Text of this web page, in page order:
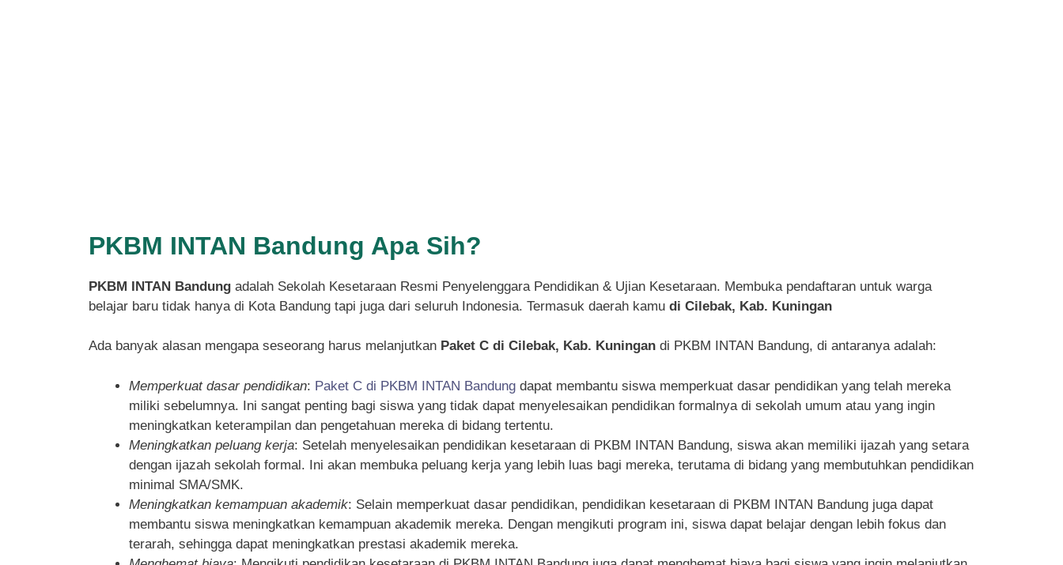
PKBM INTAN Bandung Apa Sih?
PKBM INTAN Bandung adalah Sekolah Kesetaraan Resmi Penyelenggara Pendidikan & Ujian Kesetaraan. Membuka pendaftaran untuk warga
belajar baru tidak hanya di Kota Bandung tapi juga dari seluruh Indonesia. Termasuk daerah kamu di Cilebak, Kab. Kuningan
Ada banyak alasan mengapa seseorang harus melanjutkan Paket C di Cilebak, Kab. Kuningan di PKBM INTAN Bandung, di antaranya adalah:
Memperkuat dasar pendidikan: Paket C di PKBM INTAN Bandung dapat membantu siswa memperkuat dasar pendidikan yang telah mereka
miliki sebelumnya. Ini sangat penting bagi siswa yang tidak dapat menyelesaikan pendidikan formalnya di sekolah umum atau yang ingin
meningkatkan keterampilan dan pengetahuan mereka di bidang tertentu.
Meningkatkan peluang kerja: Setelah menyelesaikan pendidikan kesetaraan di PKBM INTAN Bandung, siswa akan memiliki ijazah yang setara
dengan ijazah sekolah formal. Ini akan membuka peluang kerja yang lebih luas bagi mereka, terutama di bidang yang membutuhkan pendidikan
minimal SMA/SMK.
Meningkatkan kemampuan akademik: Selain memperkuat dasar pendidikan, pendidikan kesetaraan di PKBM INTAN Bandung juga dapat
membantu siswa meningkatkan kemampuan akademik mereka. Dengan mengikuti program ini, siswa dapat belajar dengan lebih fokus dan
terarah, sehingga dapat meningkatkan prestasi akademik mereka.